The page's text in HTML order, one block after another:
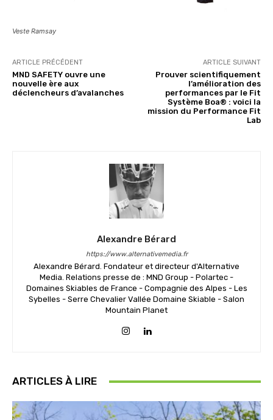
Veste Ramsay
ARTICLE PRÉCÉDENT
MND SAFETY ouvre une
nouvelle ère aux
déclencheurs d’avalanches
ARTICLE SUIVANT
Prouver scientifiquement
l’amélioration des
performances par le Fit
Système Boa® : voici la
mission du Performance Fit
Lab
Alexandre Bérard
https://www.alternativemedia.fr
Alexandre Bérard. Fondateur et directeur d'Alternative
Media. Relations presse de : MND Group - Polartec -
Domaines Skiables de France - Compagnie des Alpes - Les
Sybelles - Serre Chevalier Vallée Domaine Skiable - Salon
Mountain Planet
ARTICLES À LIRE